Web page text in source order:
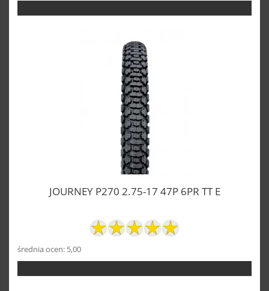
JOURNEY P270 2.75-17 47P 6PR TT E
średnia ocen: 5,00